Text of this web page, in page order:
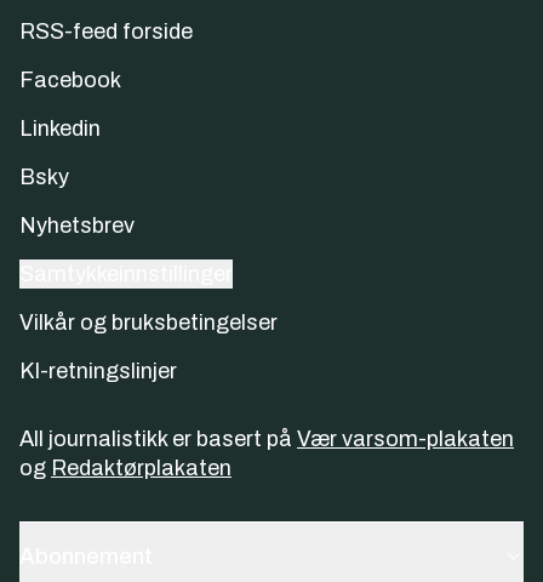
RSS-feed forside
Facebook
Linkedin
Bsky
Nyhetsbrev
Vilkår og bruksbetingelser
KI-retningslinjer
All journalistikk er basert på Vær varsom-plakaten
og Redaktørplakaten